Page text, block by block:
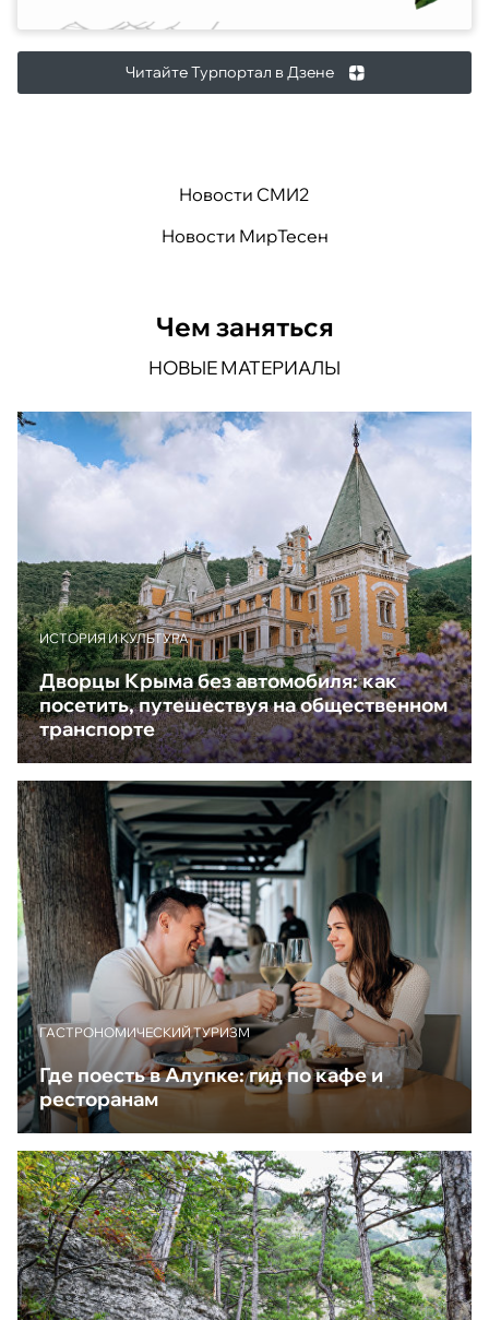
Читайте Турпортал в Дзене
Новости СМИ2
Новости МирТесен
Чем заняться
НОВЫЕ МАТЕРИАЛЫ
ИСТОРИЯ И КУЛЬТУРА
Дворцы Крыма без автомобиля: как
посетить, путешествуя на общественном
транспорте
ГАСТРОНОМИЧЕСКИЙ ТУРИЗМ
Где поесть в Алупке: гид по кафе и
ресторанам